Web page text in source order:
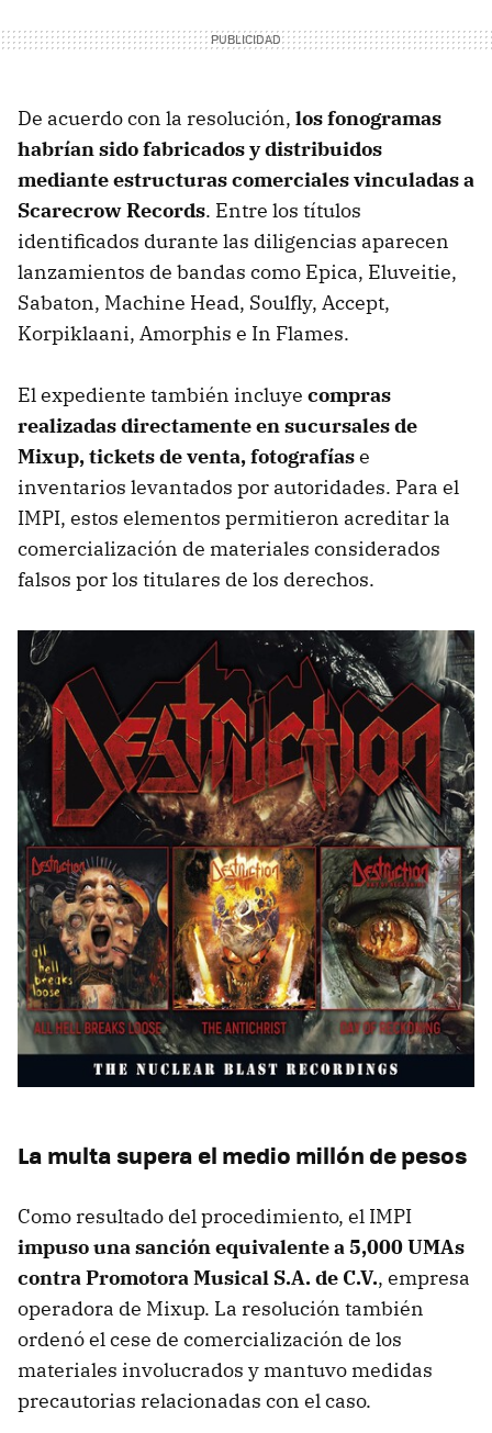
De acuerdo con la resolución, los fonogramas
habrían sido fabricados y distribuidos
mediante estructuras comerciales vinculadas a
Scarecrow Records. Entre los títulos
identificados durante las diligencias aparecen
lanzamientos de bandas como Epica, Eluveitie,
Sabaton, Machine Head, Soulfly, Accept,
Korpiklaani, Amorphis e In Flames.
El expediente también incluye compras
realizadas directamente en sucursales de
Mixup, tickets de venta, fotografíase
inventarios levantados por autoridades. Para el
IMPI, estos elementos permitieron acreditar la
comercialización de materiales considerados
falsos por los titulares de los derechos.
La multa supera el medio millón de pesos
Como resultado del procedimiento, el IMPI
impuso una sanción equivalente a 5,000 UMAs
contra Promotora Musical S.A. de C.V., empresa
operadora de Mixup. La resolución también
ordenó el cese de comercialización de los
materiales involucrados y mantuvo medidas
precautorias relacionadas con el caso.